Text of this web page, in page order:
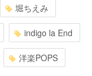
堀ちえみ
indigo la End
洋楽POPS